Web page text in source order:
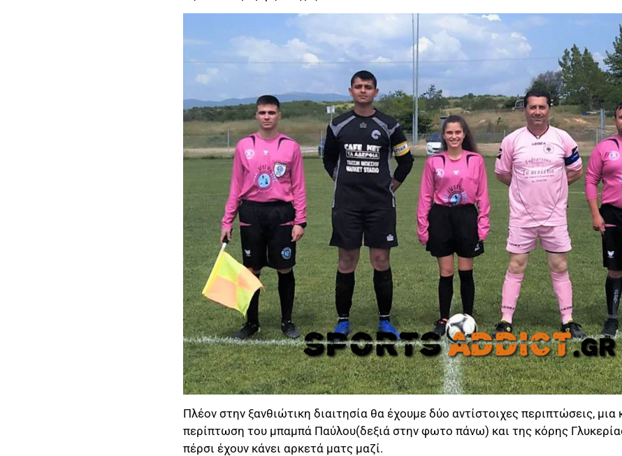
Πλέον στην ξανθιώτικη διαιτησία θα έχουμε δύο αντίστοιχες περιπτώσεις, μια
περίπτωση του μπαμπά Παύλου(δεξιά στην φωτο πάνω) και της κόρης
πέρσι έχουν κάνει αρκετά ματς μαζί.